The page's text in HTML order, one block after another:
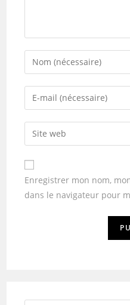
Enregistrer mon nom,
dans le navigateur pour